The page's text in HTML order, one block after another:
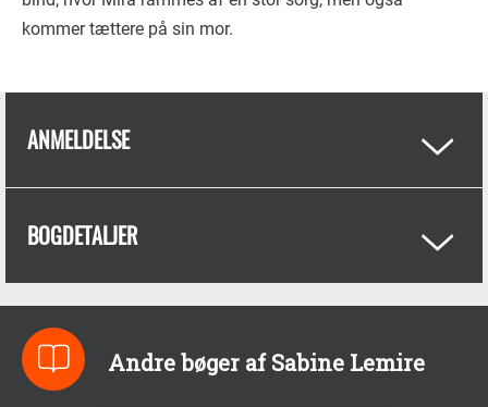
kommer tættere på sin mor.
ANMELDELSE
BOGDETALJER
Andre bøger af Sabine Lemire